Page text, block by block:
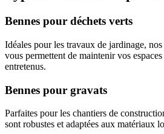
Bennes pour déchets verts
Idéales pour les travaux de jardinage,
vous permettent de maintenir vos
entretenus.
Bennes pour gravats
Parfaites pour les chantiers de
sont robustes et adaptées aux matériaux